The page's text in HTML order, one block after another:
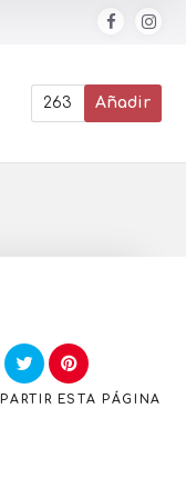
263 Añadir
ESTA PÁGINA